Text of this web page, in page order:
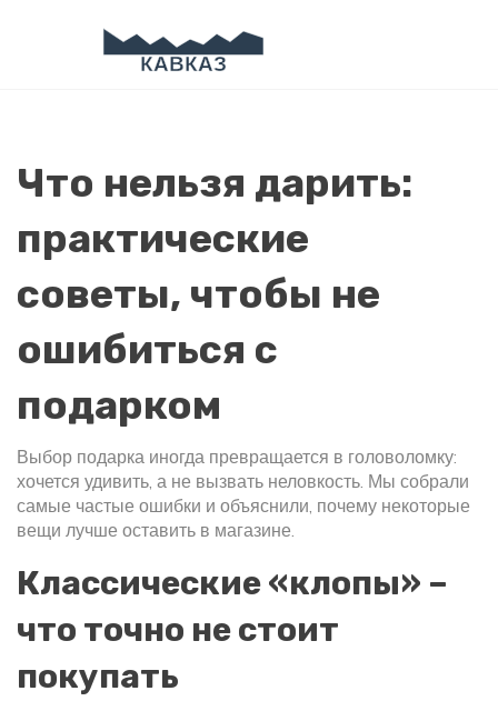
Что нельзя дарить:
практические
советы, чтобы не
ошибиться с
подарком
Выбор подарка иногда превращается в головоломку:
хочется удивить, а не вызвать неловкость. Мы собрали
самые частые ошибки и объяснили, почему некоторые
вещи лучше оставить в магазине.
Классические «клопы» –
что точно не стоит
покупать